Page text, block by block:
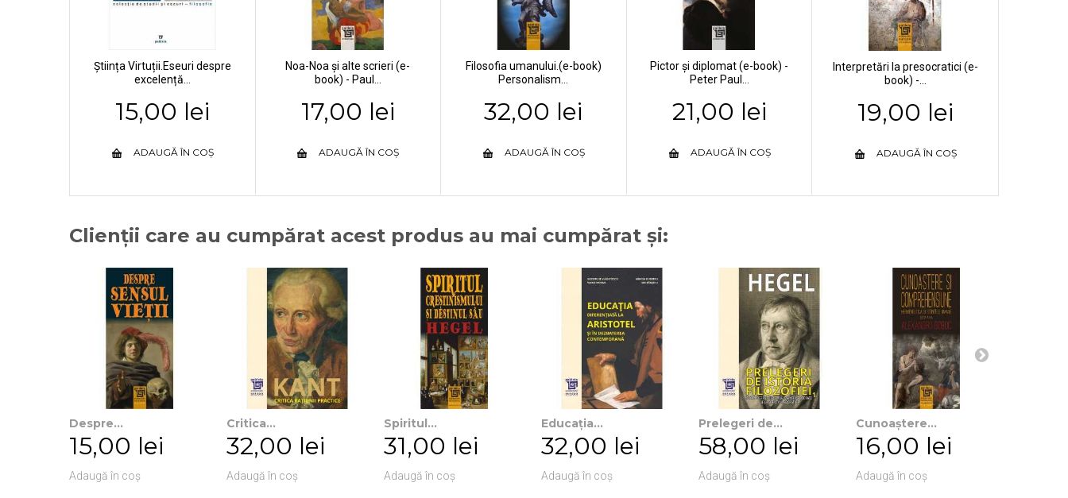
Știința Virtuții.Eseuri despre
excelență...
15,00 lei
ADAUGĂ ÎN COȘ
Noa-Noa şi alte scrieri (e-
book) - Paul...
17,00 lei
ADAUGĂ ÎN COȘ
Filosofia umanului.(e-book)
Personalism...
32,00 lei
ADAUGĂ ÎN COȘ
Pictor și diplomat (e-book) -
Peter Paul...
21,00 lei
ADAUGĂ ÎN COȘ
Interpretări la presocratici (e-
book) -...
19,00 lei
ADAUGĂ ÎN COȘ
Clienții care au cumpărat acest produs au mai cumpărat și:
Despre...
15,00 lei
Adaugă în coș
Critica...
32,00 lei
Adaugă în coș
Spiritul...
31,00 lei
Adaugă în coș
Educația...
32,00 lei
Adaugă în coș
Prelegeri de...
58,00 lei
Adaugă în coș
Cunoaștere...
16,00 lei
Adaugă în coș